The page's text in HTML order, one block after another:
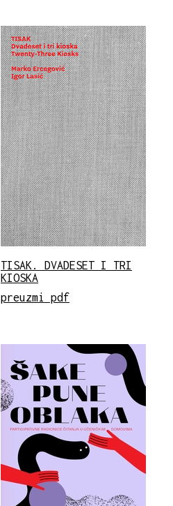
TISAK. DVADESET I TRI
KIOSKA
preuzmi pdf